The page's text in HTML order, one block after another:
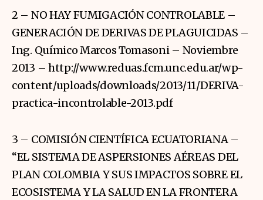
2 – NO HAY FUMIGACIÓN CONTROLABLE –
GENERACIÓN DE DERIVAS DE PLAGUICIDAS –
Ing. Químico Marcos Tomasoni – Noviembre
2013 – http://www.reduas.fcm.unc.edu.ar/wp-
content/uploads/downloads/2013/11/DERIVA-
practica-incontrolable-2013.pdf
3 – COMISIÓN CIENTÍFICA ECUATORIANA –
“EL SISTEMA DE ASPERSIONES AÉREAS DEL
PLAN COLOMBIA Y SUS IMPACTOS SOBRE EL
ECOSISTEMA Y LA SALUD EN LA FRONTERA